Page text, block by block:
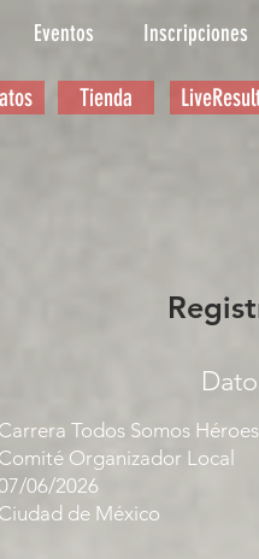
Eventos Inscripciones
Tienda
Carrera Todos Somos
Comité Organizador Local
06/2026
Ciudad de México